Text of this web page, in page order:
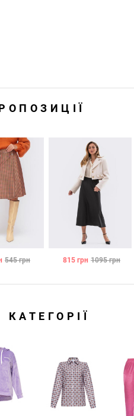
545 грн 815 грн 1095 грн